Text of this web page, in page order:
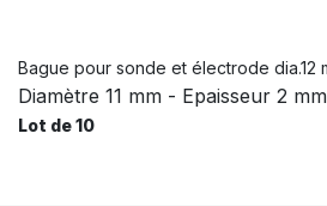
Bague pour sonde et électrode dia.12
Diamètre 11 mm - Epaisseur 2 mm
Lot de 10